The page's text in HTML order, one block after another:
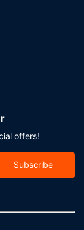
offers!
Subscribe